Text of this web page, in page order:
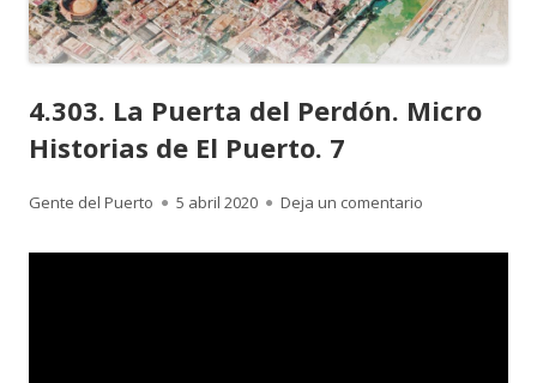
4.303. La Puerta del Perdón. Micro
Historias de El Puerto. 7
Autor
Gente del Puerto
Publicado
5 abril 2020 Deja un comentario